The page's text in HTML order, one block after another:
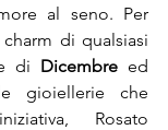
al seno. Per
di qualsiasi
di Dicembre ed
gioiellerie che
Rosato